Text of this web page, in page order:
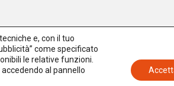
e, con il tuo
come specificato
le relative funzioni.
al pannello